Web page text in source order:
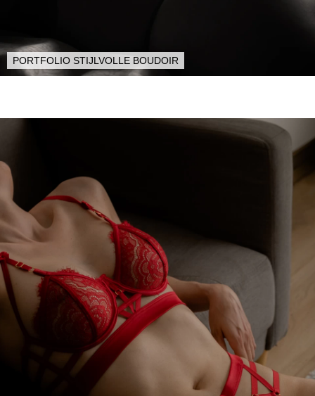
PORTFOLIO STIJLVOLLE BOUDOIR